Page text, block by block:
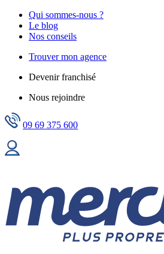
Qui sommes-nous ?
Le blog
Nos conseils
Trouver mon agence
Devenir franchisé
Nous rejoindre
09 69 375 600